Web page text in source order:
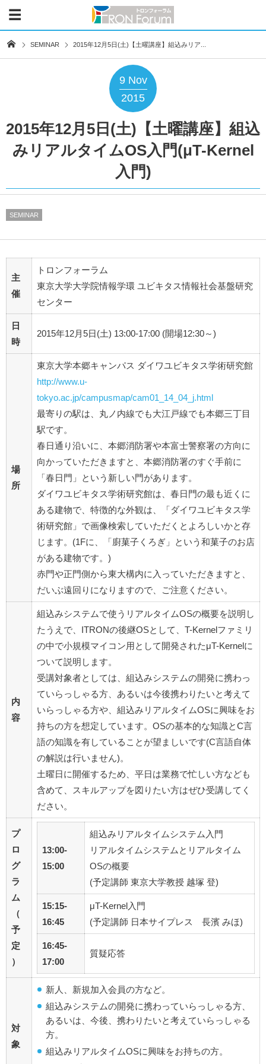
SEMINAR 2015年12月5日(土)【土曜講座】組込みリア...
9 Nov
2015
2015年12月5日(土)【土曜講座】組込
みリアルタイムOS入門(μT-Kernel
入門)
SEMINAR
主
催
トロンフォーラム
東京大学大学院情報学環 ユビキタス情報社会基盤研究
センター
日
時
2015年12月5日(土) 13:00-17:00 (開場12:30～)
場
所
東京大学本郷キャンパス ダイワユビキタス学術研究館
http://www.u-
tokyo.ac.jp/campusmap/cam01_14_04_j.html
最寄りの駅は、丸ノ内線でも大江戸線でも本郷三丁目
駅です。
春日通り沿いに、本郷消防署や本富士警察署の方向に
向かっていただきますと、本郷消防署のすぐ手前に
「春日門」という新しい門があります。
ダイワユビキタス学術研究館は、春日門の最も近くに
ある建物で、特徴的な外観は、「ダイワユビキタス学
術研究館」で画像検索していただくとよろしいかと存
じます。(1Fに、「廚菓子くろぎ」という和菓子のお店
がある建物です。)
赤門や正門側から東大構内に入っていただきますと、
だいぶ遠回りになりますので、ご注意ください。
内
容
組込みシステムで使うリアルタイムOSの概要を説明し
たうえで、ITRONの後継OSとして、T-Kernelファミリ
の中で小規模マイコン用として開発されたμT-Kernelに
ついて説明します。
受講対象者としては、組込みシステムの開発に携わっ
ていらっしゃる方、あるいは今後携わりたいと考えて
いらっしゃる方や、組込みリアルタイムOSに興味をお
持ちの方を想定しています。OSの基本的な知識とC言
語の知識を有していることが望ましいです(C言語自体
の解説は行いません)。
土曜日に開催するため、平日は業務で忙しい方なども
含めて、スキルアップを図りたい方はぜひ受講してく
ださい。
プ
ロ
グ
ラ
ム
（
予
定
）
13:00-
15:00
組込みリアルタイムシステム入門
リアルタイムシステムとリアルタイム
OSの概要
(予定講師 東京大学教授 越塚 登)
15:15-
16:45
μT-Kernel入門
(予定講師 日本サイプレス 長濱 みほ)
16:45-
17:00
質疑応答
対
象
新人、新規加入会員の方など。
組込みシステムの開発に携わっていらっしゃる方、
あるいは、今後、携わりたいと考えていらっしゃる
方。
組込みリアルタイムOSに興味をお持ちの方。